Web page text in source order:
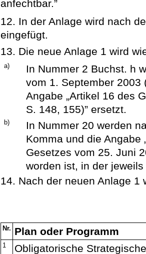
anfechtbar.”
12. In der Anlage wird nach
eingefügt.
13. Die neue Anlage 1 wird
a)
In Nummer 2 Buchst. h
vom 1. September 2003
Angabe „Artikel 16 des
S. 148, 155)” ersetzt.
b)
In Nummer 20 werden
Komma und die Angabe
Gesetzes vom 25. Juni
worden ist, in der
14. Nach der neuen Anlage 1
Nr. Plan oder Programm
1 Obligatorische